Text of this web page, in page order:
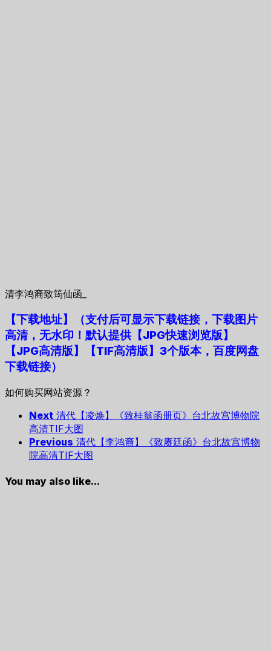
清李鸿裔致筠仙函_
【下载地址】
（支付后可显示下载链接，下载图片
高清，无水印！默认提供【JPG快速浏览版】
【JPG高清版】【TIF高清版】3个版本，百度网盘
下载链接）
如何购买网站资源？
Next 清代【凌焕】《致桂翁函册页》台北故宫博物院
高清TIF大图
Previous 清代【李鸿裔】《致赓廷函》台北故宫博物
院高清TIF大图
You may also like...